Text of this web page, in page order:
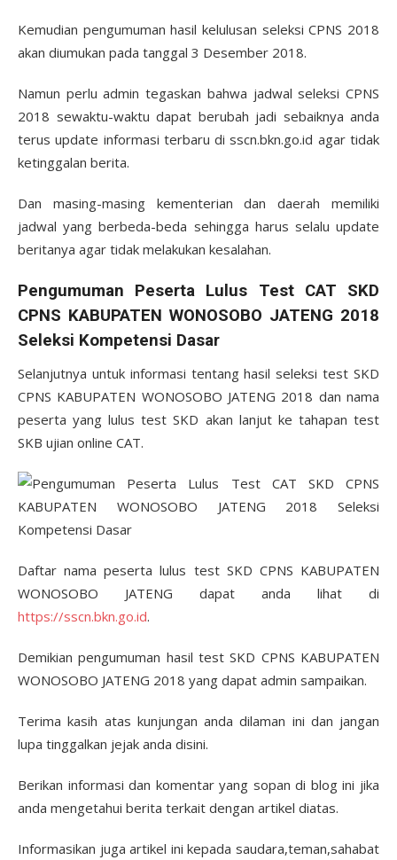
Kemudian pengumuman hasil kelulusan seleksi CPNS 2018
akan diumukan pada tanggal 3 Desember 2018.
Namun perlu admin tegaskan bahwa jadwal seleksi CPNS
2018 sewaktu-waktu dapat berubah jadi sebaiknya anda
terus update informasi terbaru di sscn.bkn.go.id agar tidak
ketinggalan berita.
Dan masing-masing kementerian dan daerah memiliki
jadwal yang berbeda-beda sehingga harus selalu update
beritanya agar tidak melakukan kesalahan.
Pengumuman Peserta Lulus Test CAT SKD
CPNS KABUPATEN WONOSOBO JATENG 2018
Seleksi Kompetensi Dasar
Selanjutnya untuk informasi tentang hasil seleksi test SKD
CPNS KABUPATEN WONOSOBO JATENG 2018 dan nama
peserta yang lulus test SKD akan lanjut ke tahapan test
SKB ujian online CAT.
Daftar nama peserta lulus test SKD CPNS KABUPATEN
WONOSOBO JATENG dapat anda lihat di
https://sscn.bkn.go.id.
Demikian pengumuman hasil test SKD CPNS KABUPATEN
WONOSOBO JATENG 2018 yang dapat admin sampaikan.
Terima kasih atas kunjungan anda dilaman ini dan jangan
lupa tinggalkan jejak anda disini.
Berikan informasi dan komentar yang sopan di blog ini jika
anda mengetahui berita terkait dengan artikel diatas.
Informasikan juga artikel ini kepada saudara,teman,sahabat